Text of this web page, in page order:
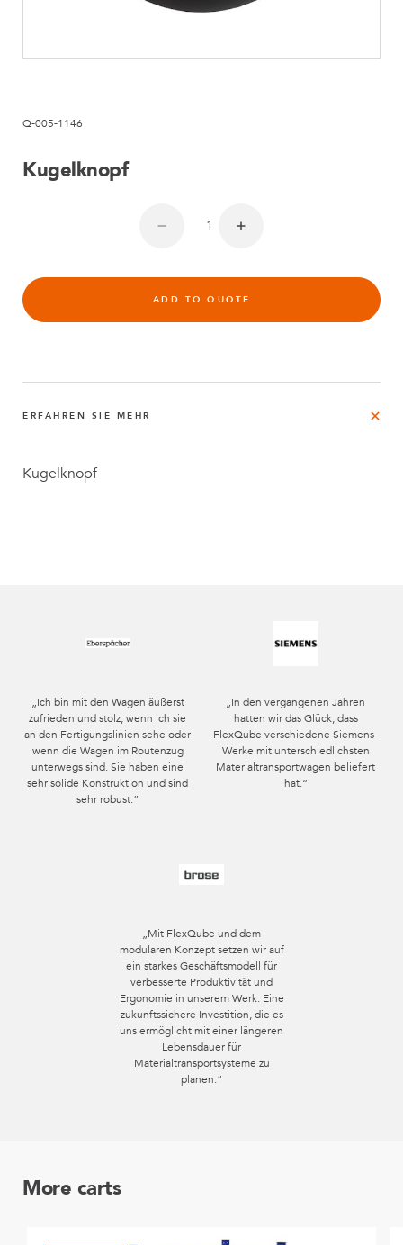
Q-005-1146
Kugelknopf
ADD TO QUOTE
ERFAHREN SIE MEHR
Kugelknopf
„Ich bin mit den Wagen äußerst
zufrieden und stolz, wenn ich sie
an den Fertigungslinien sehe oder
wenn die Wagen im Routenzug
unterwegs sind. Sie haben eine
sehr solide Konstruktion und sind
sehr robust.“
„In den vergangenen Jahren
hatten wir das Glück, dass
FlexQube verschiedene Siemens-
Werke mit unterschiedlichsten
Materialtransportwagen beliefert
hat.“
„Mit FlexQube und dem
modularen Konzept setzen wir auf
ein starkes Geschäftsmodell für
verbesserte Produktivität und
Ergonomie in unserem Werk. Eine
zukunftssichere Investition, die es
uns ermöglicht mit einer längeren
Lebensdauer für
Materialtransportsysteme zu
planen.“
More carts